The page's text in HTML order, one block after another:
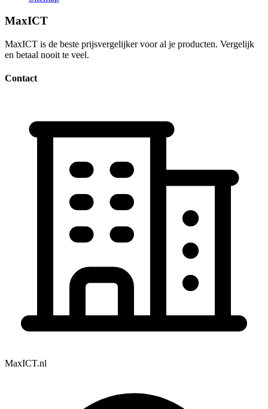
MaxICT
MaxICT is de beste prijsvergelijker voor al je producten. Vergelijk
en betaal nooit te veel.
Contact
MaxICT.nl